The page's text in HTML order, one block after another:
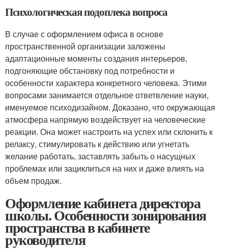
Психологическая подоплека вопроса
В случае с оформлением офиса в основе
пространственной организации заложены
адаптационные моменты создания интерьеров,
подгоняющие обстановку под потребности и
особенности характера конкретного человека. Этими
вопросами занимается отдельное ответвление науки,
именуемое психодизайном. Доказано, что окружающая
атмосфера напрямую воздействует на человеческие
реакции. Она может настроить на успех или склонить к
релаксу, стимулировать к действию или угнетать
желание работать, заставлять забыть о насущных
проблемах или зациклиться на них и даже влиять на
объем продаж.
Оформление кабинета директора
школы. Особенности зонирования
пространства в кабинете
руководителя